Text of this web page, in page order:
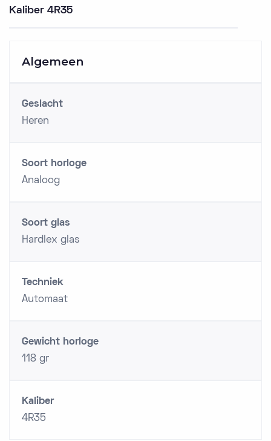
Kaliber 4R35
Algemeen
Geslacht
Heren
Soort horloge
Analoog
Soort glas
Hardlex glas
Techniek
Automaat
Gewicht horloge
118 gr
Kaliber
4R35